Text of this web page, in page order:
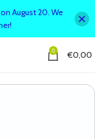
0 €0,00
August 20. We